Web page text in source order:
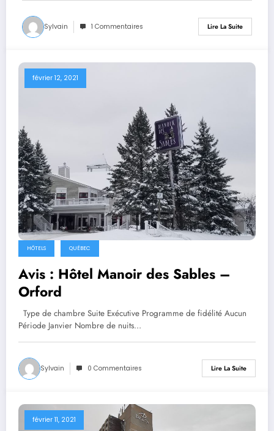
Sylvain 1 Commentaires Lire La Suite
février 12, 2021
HÔTELS QUÉBEC
Avis : Hôtel Manoir des Sables –
Orford
Type de chambre Suite Exécutive Programme de fidélité Aucun
Période Janvier Nombre de nuits…
Sylvain 0 Commentaires Lire La Suite
février 11, 2021